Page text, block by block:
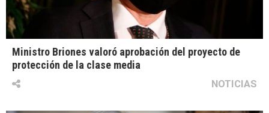
Ministro Briones valoró aprobación del proyecto de
protección de la clase media
NOTICIAS